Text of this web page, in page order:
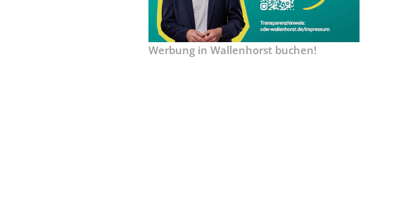
Werbung in Wallenhorst buchen!